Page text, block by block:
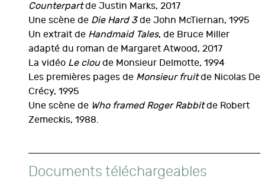
Counterpartde Justin Marks, 2017
Une scène de Die Hard 3de John McTiernan, 1995
Un extrait de Handmaid Tales, de Bruce Miller
adapté du roman de Margaret Atwood, 2017
La vidéo Le cloude Monsieur Delmotte, 1994
Les premières pages de Monsieur fruitde Nicolas De
Crécy, 1995
Une scène de Who framed Roger Rabbitde Robert
Zemeckis, 1988.
Documents téléchargeables